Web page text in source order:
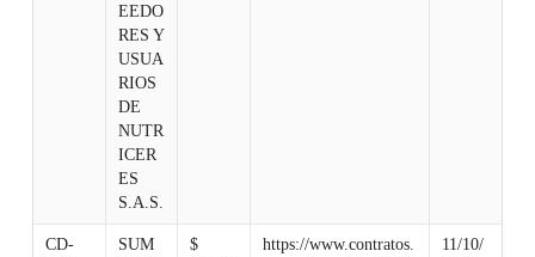
EEDO
RES Y
USUA
RIOS
DE
NUTR
ICER
ES
S.A.S.
CD-
SUM
$
https://www.contratos.
11/10/